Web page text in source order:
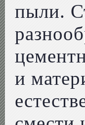
пыли.
и